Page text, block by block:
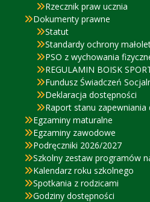
Rzecznik praw ucznia
Dokumenty prawne
Statut
Standardy ochrony
PSO z wychowania
REGULAMIN BOISK
Fundusz Świadczeń
Deklaracja dostępności
Raport stanu zapewniania
Egzaminy maturalne
Egzaminy zawodowe
Podręczniki 2026/2027
Szkolny zestaw programów
Kalendarz roku szkolnego
Spotkania z rodzicami
Godziny dostępności